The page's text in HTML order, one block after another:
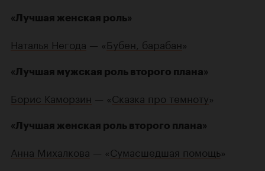
«Лучшая женская роль»
Наталья Негода — «Бубен, барабан»
«Лучшая мужская роль второго плана»
Борис Каморзин — «Сказка про темноту»
«Лучшая женская роль второго плана»
Анна Михалкова — «Сумасшедшая помощь»